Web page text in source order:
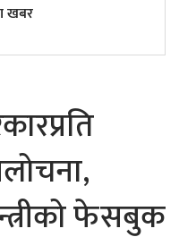
खबर
फेसबुक